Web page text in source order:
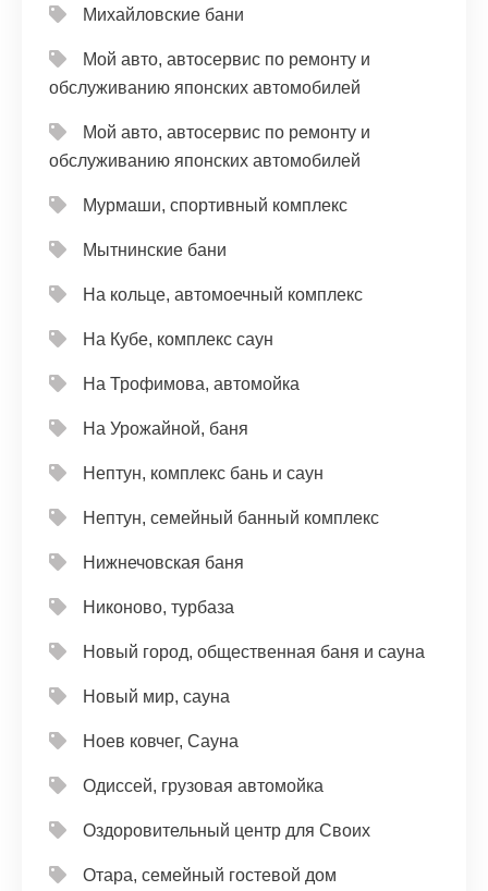
Михайловские бани
Мой авто, автосервис по ремонту и
обслуживанию японских автомобилей
Мой авто, автосервис по ремонту и
обслуживанию японских автомобилей
Мурмаши, спортивный комплекс
Мытнинские бани
На кольце, автомоечный комплекс
На Кубе, комплекс саун
На Трофимова, автомойка
На Урожайной, баня
Нептун, комплекс бань и саун
Нептун, семейный банный комплекс
Нижнечовская баня
Никоново, турбаза
Новый город, общественная баня и сауна
Новый мир, сауна
Ноев ковчег, Сауна
Одиссей, грузовая автомойка
Оздоровительный центр для Своих
Отара, семейный гостевой дом